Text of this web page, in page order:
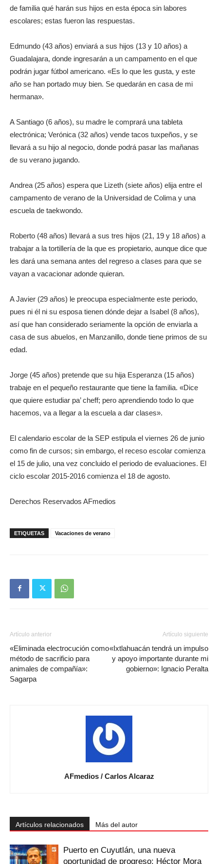
de familia qué harán sus hijos en esta época sin labores
escolares; estas fueron las respuestas.
Edmundo (43 años) enviará a sus hijos (13 y 10 años) a
Guadalajara, donde ingresarán a un campamento en el que
podrán jugar fútbol americano. «Es lo que les gusta, y este
año se han portado muy bien. Se quedarán en casa de mi
hermana».
A Santiago (6 años), su madre le comprará una tableta
electrónica; Verónica (32 años) vende tacos tuxpeños, y se
llevará a su hijo al negocio, donde podrá pasar las mañanas
de su verano jugando.
Andrea (25 años) espera que Lizeth (siete años) elija entre el
campamento de verano de la Universidad de Colima y una
escuela de taekwondo.
Roberto (48 años) llevará a sus tres hijos (21, 19 y 18 años) a
trabajar a la tortillería de la que es propietario, aunque dice que
les dará una semana antes del regreso a clases para que se
vayan a vacacionar adonde quieran.
A Javier (29 años) le preocupa especialmente este periodo,
pues ni él ni su esposa tienen dónde dejar a Isabel (8 años),
así que han considerado seriamente la opción de enviarla a
casa de sus abuelos, en Manzanillo, donde tiene primos de su
edad.
Jorge (45 años) pretende que su hija Esperanza (15 años)
trabaje en el pequeño restaurante que tiene la familia. «Dice
que quiere estudiar pa’ cheff; pero aprendiendo todo lo que
hacemos, va a llegar a la escuela a dar clases».
El calendario escolar de la SEP estipula el viernes 26 de junio
como fin de cursos; sin embargo, el receso escolar comienza
el 15 de julio, una vez concluido el periodo de evaluaciones. El
ciclo escolar 2015-2016 comienza el 18 de agosto.
Derechos Reservados AFmedios
ETIQUETAS Vacaciones de verano
Artículo anterior
«Eliminada electrocución como
método de sacrificio para
animales de compañía»:
Sagarpa
Artículo siguiente
«Ixtlahuacán tendrá un impulso
y apoyo importante durante mi
gobierno»: Ignacio Peralta
AFmedios / Carlos Alcaraz
Artículos relacionados Más del autor
Puerto en Cuyutlán, una nueva
oportunidad de progreso: Héctor Mora